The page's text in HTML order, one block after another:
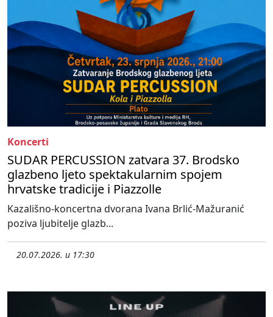
Koncerti
SUDAR PERCUSSION zatvara 37. Brodsko
glazbeno ljeto spektakularnim spojem
hrvatske tradicije i Piazzolle
Kazališno-koncertna dvorana Ivana Brlić-Mažuranić
poziva ljubitelje glazb...
20.07.2026. u 17:30